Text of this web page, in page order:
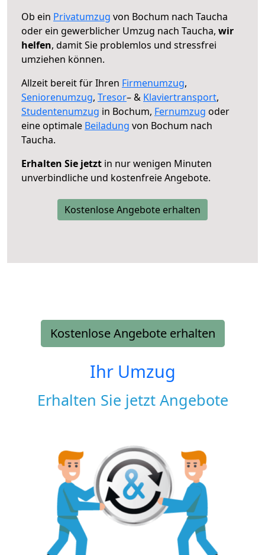
Ob ein Privatumzug von Bochum nach Taucha
oder ein gewerblicher Umzug nach Taucha, wir
helfen, damit Sie problemlos und stressfrei
umziehen können.
Allzeit bereit für Ihren Firmenumzug,
Seniorenumzug, Tresor– & Klaviertransport,
Studentenumzug in Bochum, Fernumzug oder
eine optimale Beiladung von Bochum nach
Taucha.
Erhalten Sie jetzt in nur wenigen Minuten
unverbindliche und kostenfreie Angebote.
Kostenlose Angebote erhalten
Kostenlose Angebote erhalten
Ihr Umzug
Erhalten Sie jetzt Angebote